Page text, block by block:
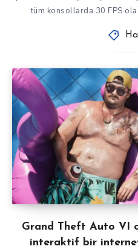
tüm konsollarda 30 FPS
Grand Theft Auto VI
interaktif bir